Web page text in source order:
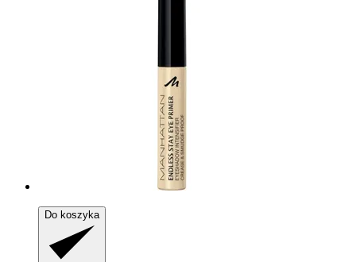
Do koszyka